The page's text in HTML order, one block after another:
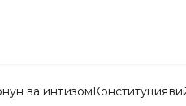
ва интизом